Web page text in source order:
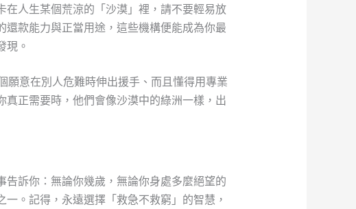
人生某個荒涼的「沙漠」裡，請不要輕易放
款能力與正當用途，這些機構便能成為你最
現。
意在別人危難時伸出援手、而且懂得用專業
正需要時，他們會像沙漠中的綠洲一樣，出
訴你：無論你幾歲，無論你身處多麼絕望的
。記得，永遠選擇「救急不救窮」的智慧，